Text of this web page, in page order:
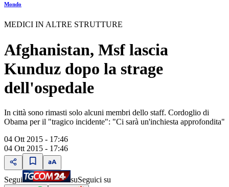
Mondo
MEDICI IN ALTRE STRUTTURE
Afghanistan, Msf lascia
Kunduz dopo la strage
dell'ospedale
In città sono rimasti solo alcuni membri dello staff. Cordoglio di
Obama per il "tragico incidente": "Ci sarà un'inchiesta approfondita"
04 Ott 2015 - 17:46
04 Ott 2015 - 17:46
Segui suSeguici su